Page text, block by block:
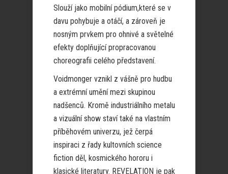
Slouží jako mobilní pódium,které se v
davu pohybuje a otáčí, a zároveň je
nosným prvkem pro ohnivé a světelné
efekty doplňující propracovanou
choreografii celého představení.
Voidmonger vznikl z vášně pro hudbu
a extrémní umění mezi skupinou
nadšenců. Kromě industriálního metalu
a vizuální show staví také na vlastním
příběhovém univerzu, jež čerpá
inspiraci z řady kultovních science
fiction děl, kosmického hororu i
klasické literatury. REVELATION je pak